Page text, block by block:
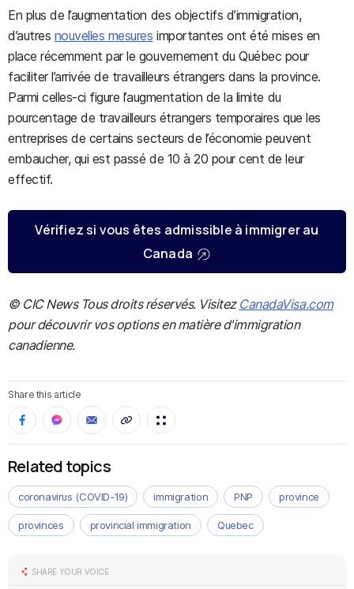
En plus de l’augmentation des objectifs d’immigration,
d’autres nouvelles mesures importantes ont été mises en
place récemment par le gouvernement du Québec pour
faciliter l’arrivée de travailleurs étrangers dans la province.
Parmi celles-ci figure l’augmentation de la limite du
pourcentage de travailleurs étrangers temporaires que les
entreprises de certains secteurs de l’économie peuvent
embaucher, qui est passé de 10 à 20 pour cent de leur
effectif.
Vérifiez si vous êtes admissible à immigrer au
Canada
© CIC News Tous droits réservés. Visitez CanadaVisa.com
pour découvrir vos options en matière d'immigration
canadienne.
Share this article
Related topics
coronavirus (COVID-19) immigration PNP province
provinces provincial immigration Quebec
SHARE YOUR VOICE